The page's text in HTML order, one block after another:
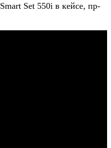
Set 550i в кейсе, пр-